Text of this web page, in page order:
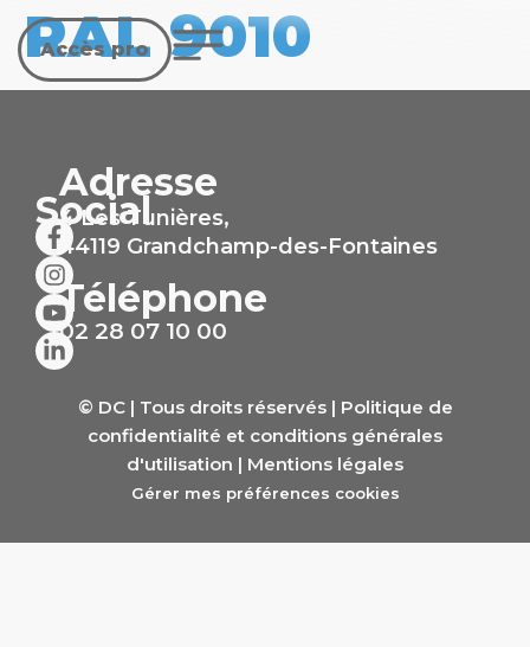
Accès pro
RAL 9010
Social
Adresse
4 Les Tunières,
44119 Grandchamp-des-Fontaines
Téléphone
02 28 07 10 00
© DC | Tous droits réservés | Politique de
confidentialité et conditions générales
d'utilisation | Mentions légales
Gérer mes préférences cookies